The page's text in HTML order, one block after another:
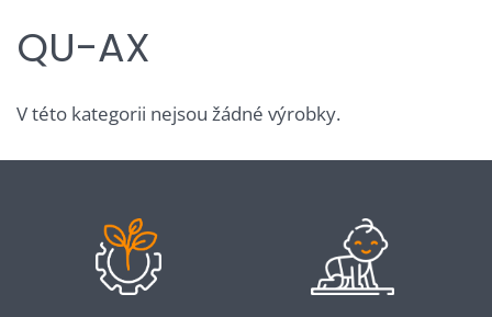
QU-AX
V této kategorii nejsou žádné výrobky.